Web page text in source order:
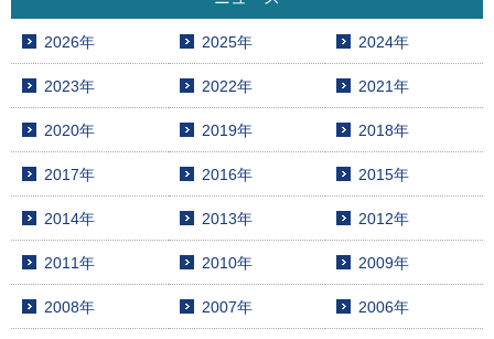
2026年 2025年 2024年
2023年 2022年 2021年
2020年 2019年 2018年
2017年 2016年 2015年
2014年 2013年 2012年
2011年 2010年 2009年
2008年 2007年 2006年